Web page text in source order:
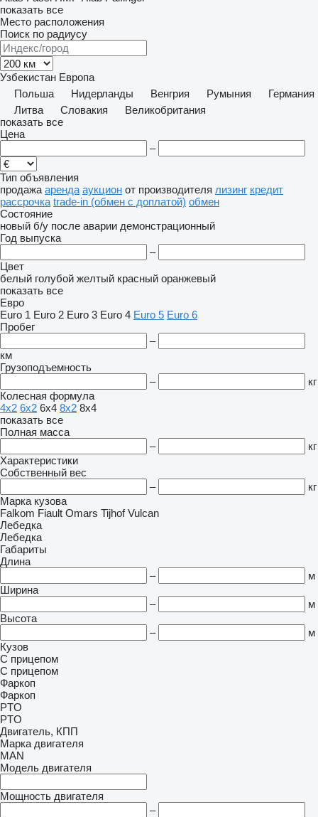
показать все
Место расположения
Поиск по радиусу
Узбекистан Европа
Польша
Нидерланды Венгрия Румыния
Германия
Литва
Словакия
Великобритания
показать все
Цена
–
Тип объявления
продажа аренда аукцион от производителя лизинг кредит
рассрочка trade-in (обмен с доплатой) обмен
Состояние
новый б/у после аварии демонстрационный
Год выпуска
–
Цвет
белый голубой желтый красный оранжевый
показать все
Евро
Euro 1 Euro 2 Euro 3 Euro 4 Euro 5 Euro 6
Пробег
–
км
Грузоподъемность
–
кг
Колесная формула
4x2 6x2 6x4 8x2 8x4
показать все
Полная масса
–
кг
Характеристики
Собственный вес
–
кг
Марка кузова
Falkom Fiault Omars Tijhof Vulcan
Лебедка
Лебедка
Габариты
Длина
–
м
Ширина
–
м
Высота
–
м
Кузов
С прицепом
С прицепом
Фаркоп
Фаркоп
PTO
PTO
Двигатель, КПП
Марка двигателя
MAN
Модель двигателя
Мощность двигателя
–